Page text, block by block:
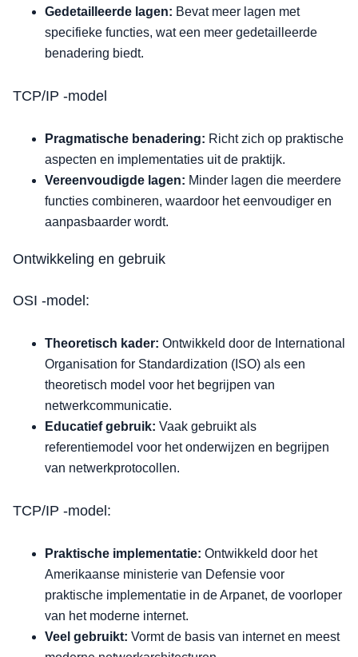
Gedetailleerde lagen: Bevat meer lagen met
specifieke functies, wat een meer gedetailleerde
benadering biedt.
TCP/IP -model
Pragmatische benadering: Richt zich op praktische
aspecten en implementaties uit de praktijk.
Vereenvoudigde lagen: Minder lagen die meerdere
functies combineren, waardoor het eenvoudiger en
aanpasbaarder wordt.
Ontwikkeling en gebruik
OSI -model:
Theoretisch kader: Ontwikkeld door de International
Organisation for Standardization (ISO) als een
theoretisch model voor het begrijpen van
netwerkcommunicatie.
Educatief gebruik: Vaak gebruikt als
referentiemodel voor het onderwijzen en begrijpen
van netwerkprotocollen.
TCP/IP -model:
Praktische implementatie: Ontwikkeld door het
Amerikaanse ministerie van Defensie voor
praktische implementatie in de Arpanet, de voorloper
van het moderne internet.
Veel gebruikt: Vormt de basis van internet en meest